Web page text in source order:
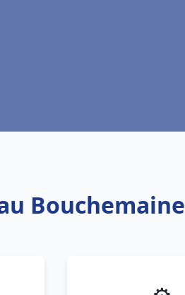
Bouchemaine